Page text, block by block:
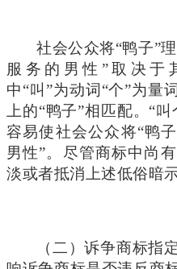
社会公众将“鸭子”
服务的男性”取决于
中“叫”为动词“个”为量
上的“鸭子”相匹配。“
容易使社会公众将“鸭
男性”。尽管商标中尚
淡或者抵消上述低俗暗示
（二）诉争商标指